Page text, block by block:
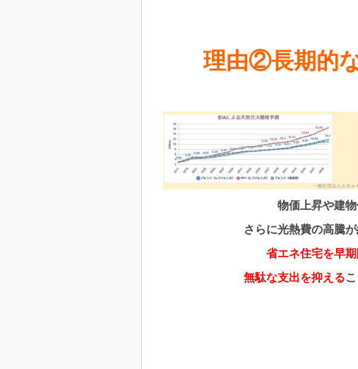
理由②長期的
物価上昇や建物
さらに光熱費の高騰
省エネ住宅を早
無駄な支出を抑える